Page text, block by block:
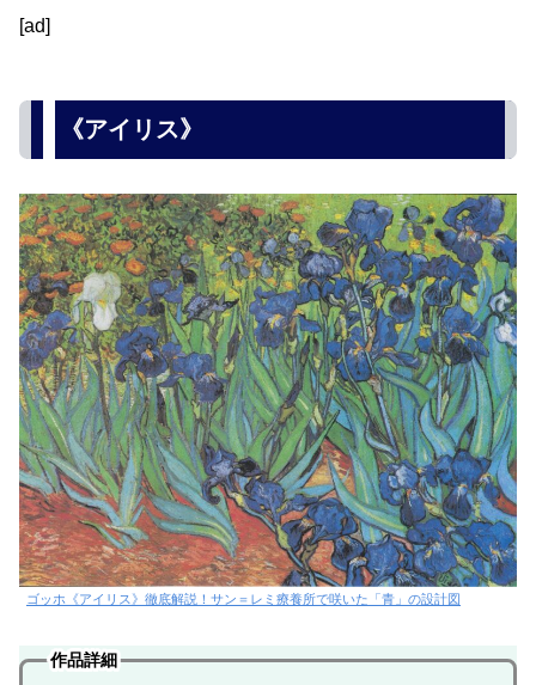
[ad]
《アイリス》
ゴッホ《アイリス》徹底解説！サン＝レミ療養所で咲いた「青」の設計図
作品詳細